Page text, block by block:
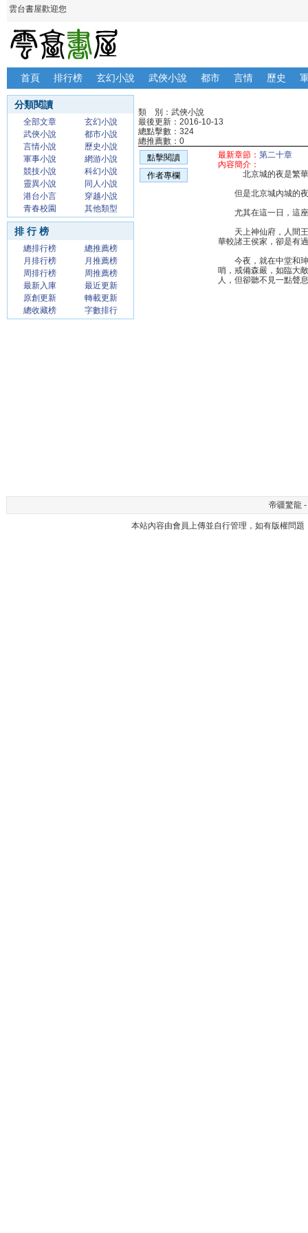
雲台書屋歡迎您
首頁 排行榜 玄幻小說 武俠小說 都市 言情 歷史
分類閱讀
全部文章
玄幻小說
武俠小說
都市小說
言情小說
歷史小說
軍事小說
網游小說
競技小說
科幻小說
靈異小說
同人小說
港台小言
穿越小說
青春校園
其他類型
排 行 榜
總排行榜
總推薦榜
月排行榜
月推薦榜
周排行榜
周推薦榜
最新入庫
最近更新
原創更新
轉載更新
總收藏榜
字數排行
類 別：武俠小說
最後更新：2016-10-13
總點擊數：324
總推薦數：0
點擊閱讀
作者專欄
最新章節： 第二十章
內容簡介：
北京城的夜是繁華
但是北京城內城的夜
尤其在這一日，這座
天上神仙府，人間王
華較諸王侯家，卻是有
今夜，就在中堂和珅
哨，戒備森嚴，如臨大
人，但卻聽不見一點聲
帝疆驚龍
本站內容由會員上傳並自行管理，如有版權問